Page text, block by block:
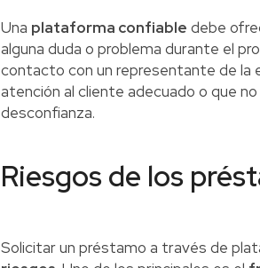
Una plataforma confiable debe
alguna duda o problema durante el
contacto con un representante de la
atención al cliente adecuado o que
desconfianza.
Riesgos de los
Solicitar un préstamo a través de